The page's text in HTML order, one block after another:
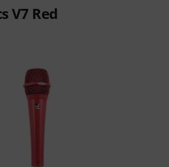
V7 Red
5 estrelas de 10 avaliações de clientes